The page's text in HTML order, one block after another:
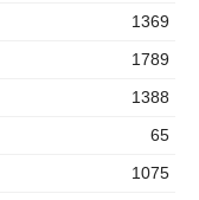
1369
1789
1388
65
1075